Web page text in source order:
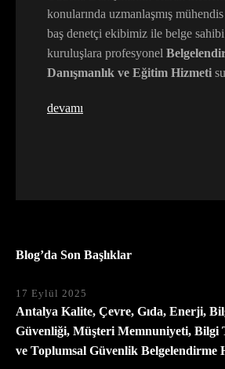
konularında uzmanlaşmış
baş denetçi ekibimiz ile belge
kuruluşlara profesyonel
Danışmanlık ve Eğitim Hizmeti
devamı
Blog’da Son Başlıklar
17 Eylül 2025
Antalya Kalite, Çevre, Gıda, Enerji,
Güvenliği, Müşteri Memnuniyeti, Bilgi
ve Toplumsal Güvenlik Belgelendirme